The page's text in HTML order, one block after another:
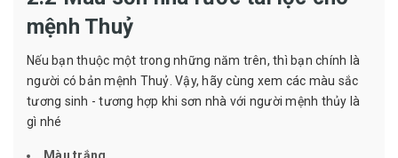
mệnh Thuỷ
Nếu bạn thuộc một trong những năm trên, thì bạn chính là
người có bản mệnh Thuỷ. Vậy, hãy cùng xem các màu sắc
tương sinh - tương hợp khi sơn nhà với người mệnh thủy là
gì nhé
Màu trắng